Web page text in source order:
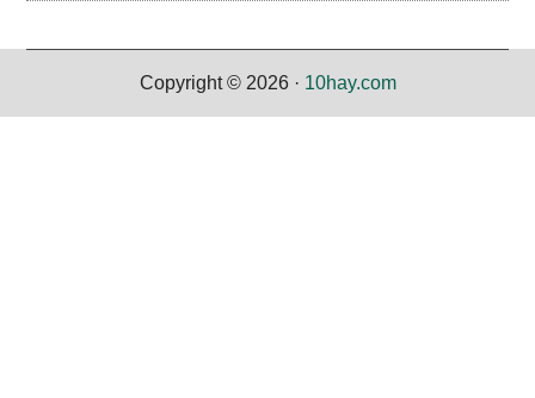
Copyright © 2026 · 10hay.com